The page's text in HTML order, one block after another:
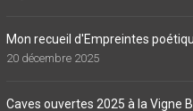
Mon recueil d'Empreintes
20 décembre 2025
Caves ouvertes 2025 à la Vigne